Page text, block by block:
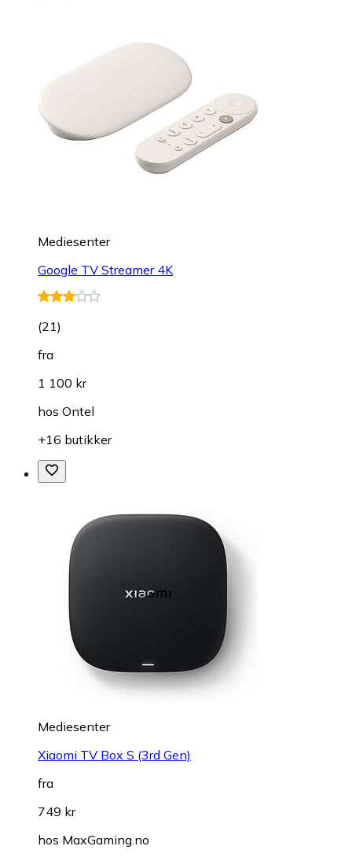
Mediesenter
Google TV Streamer 4K
(21)
fra
1 100 kr
hos Ontel
+16 butikker
Mediesenter
Xiaomi TV Box S (3rd Gen)
fra
749 kr
hos MaxGaming.no